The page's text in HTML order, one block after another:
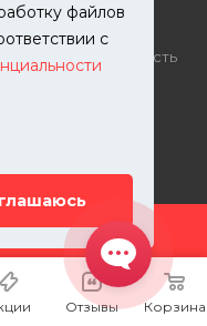
файлов
с
ДОБАВИТЬ УСЛУГУ
и покраска
– собственность
защищены.
00-57
Отзывы Корзина